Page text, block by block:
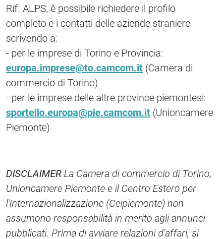
Rif. ALPS, è possibile richiedere il profilo
completo e i contatti delle aziende straniere
scrivendo a:
- per le imprese di Torino e Provincia:
europa.imprese@to.camcom.it (Camera di
commercio di Torino)
- per le imprese delle altre province piemontesi:
sportello.europa@pie.camcom.it (Unioncamere
Piemonte)
DISCLAIMER La Camera di commercio di Torino,
Unioncamere Piemonte e il Centro Estero per
l'Internazionalizzazione (Ceipiemonte) non
assumono responsabilità in merito agli annunci
pubblicati. Prima di avviare relazioni d'affari, si